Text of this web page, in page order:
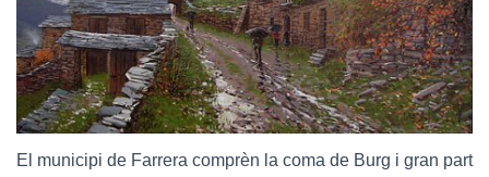
El municipi de Farrera comprèn la coma de Burg i gran part